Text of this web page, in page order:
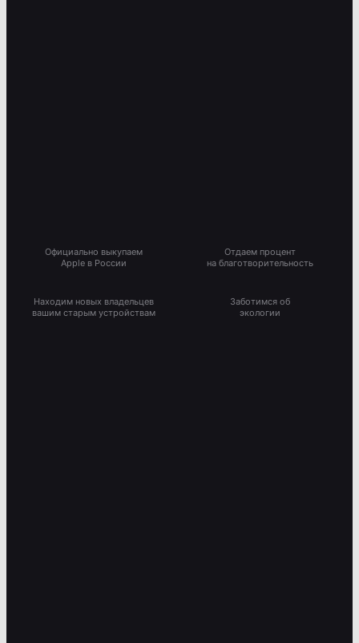
Официально выкупаем
Apple в России
Отдаем процент
на благотворительность
Находим новых владельцев
вашим старым устройствам
Заботимся об
экологии